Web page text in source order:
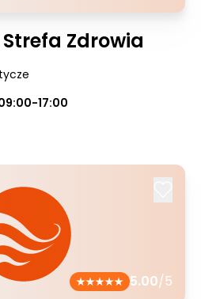
Zdrowia
17:00
5.00/5